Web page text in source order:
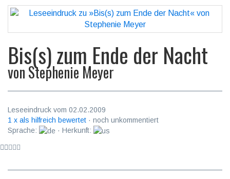
Bis(s) zum Ende der Nacht
vonStephenie Meyer
Leseeindruck vom 02.02.2009
1 x als hilfreich bewertet · noch unkommentiert
Sprache:
· Herkunft: